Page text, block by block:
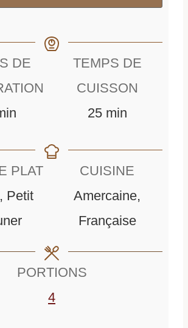
DE
TEMPS DE
CUISSON
25m
n
min
PLAT
Petit
CUISINE
Amercaine,
Française
PORTIONS
4